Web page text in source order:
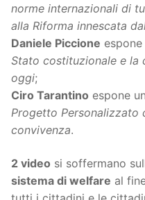
norme internazionali di
alla Riforma innescata
Daniele Piccione
Stato costituzionale e la
oggi;
Ciro Tarantino espone
Progetto Personalizzato
convivenza.
2 video si soffermano
sistema di welfare al